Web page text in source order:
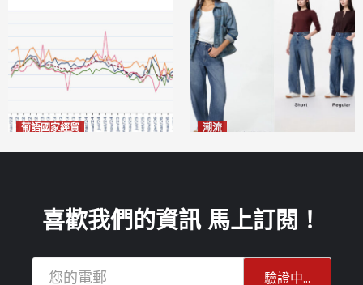
葡語國家經貿 潮流
喜歡我們的資訊 馬上訂閱！